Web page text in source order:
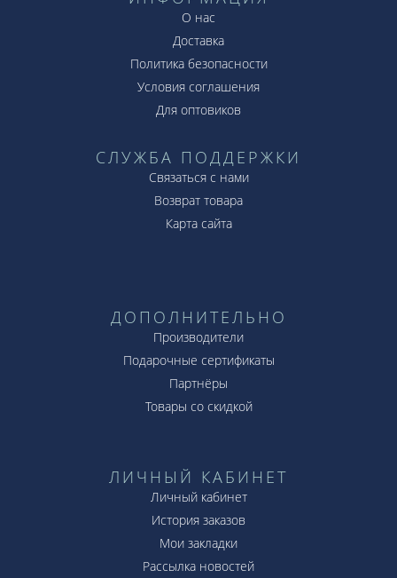
О нас
Доставка
Политика безопасности
Условия соглашения
Для оптовиков
СЛУЖБА ПОДДЕРЖКИ
Связаться с нами
Возврат товара
Карта сайта
ДОПОЛНИТЕЛЬНО
Производители
Подарочные сертификаты
Партнёры
Товары со скидкой
ЛИЧНЫЙ КАБИНЕТ
Личный кабинет
История заказов
Мои закладки
Рассылка новостей